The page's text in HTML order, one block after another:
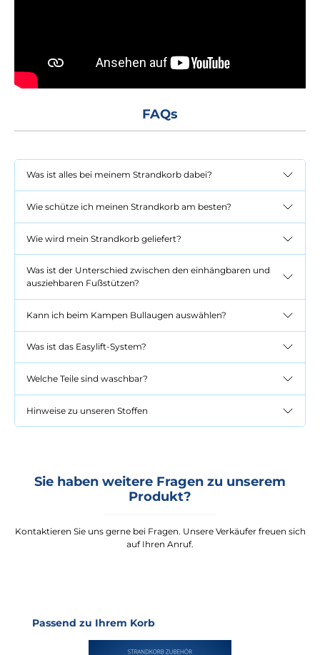
FAQs
Was ist alles bei meinem Strandkorb dabei?
Wie schütze ich meinen Strandkorb am besten?
Wie wird mein Strandkorb geliefert?
Was ist der Unterschied zwischen den einhängbaren und
ausziehbaren Fußstützen?
Kann ich beim Kampen Bullaugen auswählen?
Was ist das Easylift-System?
Welche Teile sind waschbar?
Hinweise zu unseren Stoffen
Sie haben weitere Fragen zu unserem
Produkt?
Kontaktieren Sie uns gerne bei Fragen. Unsere Verkäufer freuen sich
auf Ihren Anruf.
Produktgalerie überspringen
Passend zu Ihrem Korb